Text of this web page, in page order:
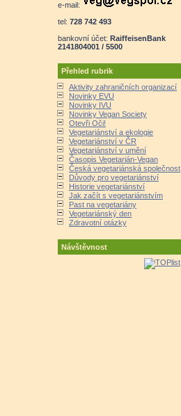
e-mail:
tel: 728 742 493
bankovní účet: RaiffeisenBank
2141804001 / 5500
Přehled rubrik
Aktivity zahraničních organizací
Novinky EVU
Novinky IVU
Novinky Vegan Society
Otevři Oči!
Vegetariánství a ekologie
Vegetariánství v ČR
Vegetariánství v umění
Časopis Vegetarián-Vegan
Česká vegetariánská společnost
Důvody pro vegetariánství
Historie vegetariánství
Jak začít s vegetariánstvím
Past na vegetariány
Vegetariánský den
Zdravotní otázky
Návštěvnost